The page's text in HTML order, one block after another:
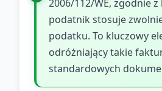
2006/112/WE, zgodnie
podatnik stosuje
podatku. To kluczowy
odróżniający takie
standardowych